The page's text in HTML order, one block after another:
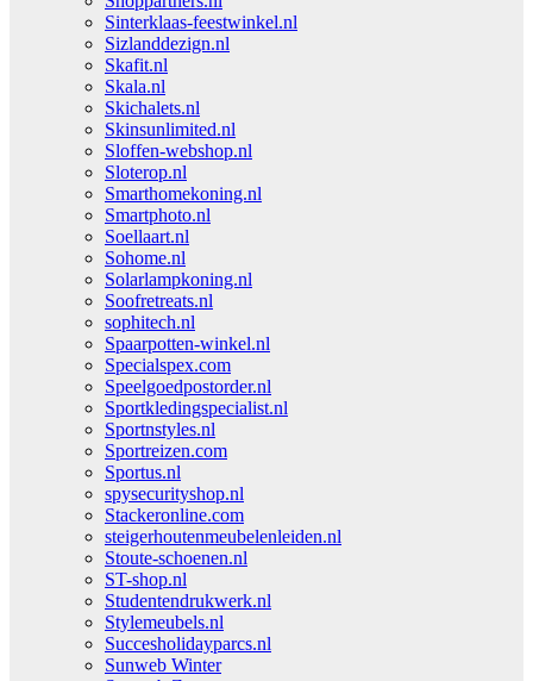
Sinterklaas-feestwinkel.nl
Sizlanddezign.nl
Skafit.nl
Skala.nl
Skichalets.nl
Skinsunlimited.nl
Sloffen-webshop.nl
Sloterop.nl
Smarthomekoning.nl
Smartphoto.nl
Soellaart.nl
Sohome.nl
Solarlampkoning.nl
Soofretreats.nl
sophitech.nl
Spaarpotten-winkel.nl
Specialspex.com
Speelgoedpostorder.nl
Sportkledingspecialist.nl
Sportnstyles.nl
Sportreizen.com
Sportus.nl
spysecurityshop.nl
Stackeronline.com
steigerhoutenmeubelenleiden.nl
Stoute-schoenen.nl
ST-shop.nl
Studentendrukwerk.nl
Stylemeubels.nl
Succesholidayparcs.nl
Sunweb Winter